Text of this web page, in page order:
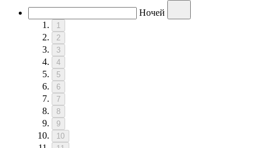
Ночей
1
2
3
4
5
6
7
8
9
10